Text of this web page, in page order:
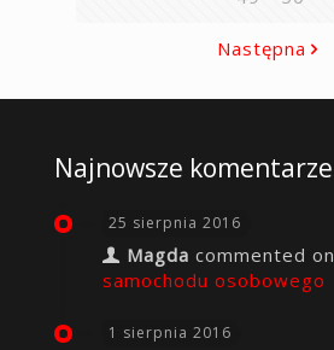
Następna
Najnowsze komentarze
25 sierpnia 2016
Magda commented on
samochodu osobowego
1 sierpnia 2016